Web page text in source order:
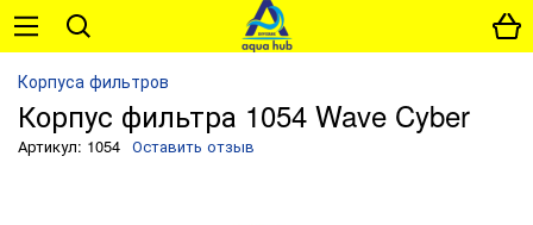
Корпуса фильтров
Корпус фильтра 1054 Wave Cyber
Артикул: 1054 Оставить отзыв